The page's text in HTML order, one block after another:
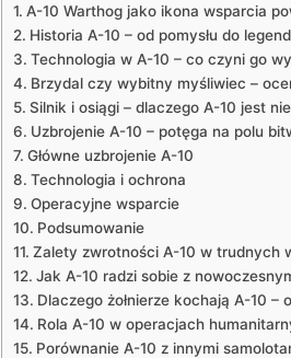
A-10 Warthog⁤ jako ikona⁤ wsparcia
Historia A-10 –​ od⁤ pomysłu ‍do
Technologia‍ w‍ A-10 – co ‍czyni⁢ go
Brzydal czy wybitny myśliwiec –‌
Silnik i⁣ osiągi ‌– dlaczego⁣ A-10 jest
Uzbrojenie A-10 – potęga na ⁣polu⁢
Główne uzbrojenie A-10
Technologia i ‌ochrona
Operacyjne wsparcie
Podsumowanie
Zalety zwrotności A-10 ​w trudnych
Jak A-10 radzi ⁤sobie z
Dlaczego żołnierze kochają⁢ A-10 –
Rola A-10 w operacjach
Porównanie⁢ A-10 z innymi